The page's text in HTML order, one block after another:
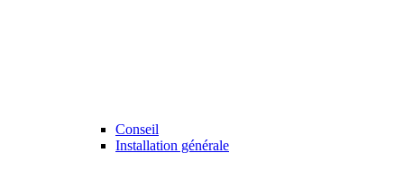
Conseil
Installation générale